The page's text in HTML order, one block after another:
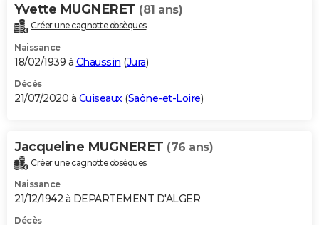
Yvette MUGNERET (81 ans)
Créer une cagnotte obsèques
Naissance
18/02/1939 à Chaussin (Jura)
Décès
21/07/2020 à Cuiseaux (Saône-et-Loire)
Jacqueline MUGNERET (76 ans)
Créer une cagnotte obsèques
Naissance
21/12/1942 à DEPARTEMENT D'ALGER
Décès